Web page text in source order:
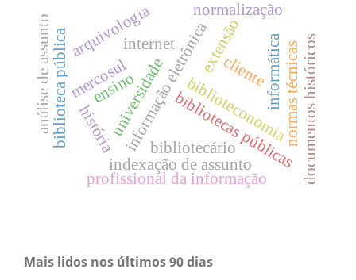
bibliotecas públicas
informação eletrônica cliente
mercosul
internet
biblioteca pública
análise de assunto
indexação de assunto documentos históricos
biblioteconomia
história
informática
arquivologia
profissional da informação
normas técnicas
normalização
universidade
bibliotecário
extensão
ensino
Mais lidos nos últimos 90 dias